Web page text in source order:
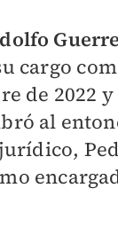
cargo
de 2022 y
al